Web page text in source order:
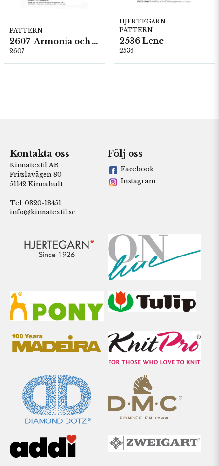
PATTERN
2607-Armonia och Alpaca 400
2607
HJERTEGARN
PATTERN
2536 Lene
2536
Kontakta oss
Kinnatextil AB
Fritslavägen 80
51142 Kinnahult
Tel: 0320-18451
info@kinnatextil.se
Följ oss
Facebook
Instagram